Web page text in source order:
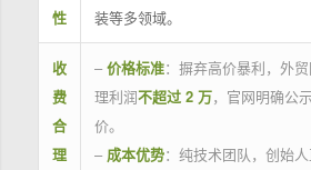
性
装等多领域。
收
费
合
理
– 价格标准：摒弃高价暴利，外
理利润不超过 2 万，官网明确公
价。
– 成本优势：纯技术团队，创始